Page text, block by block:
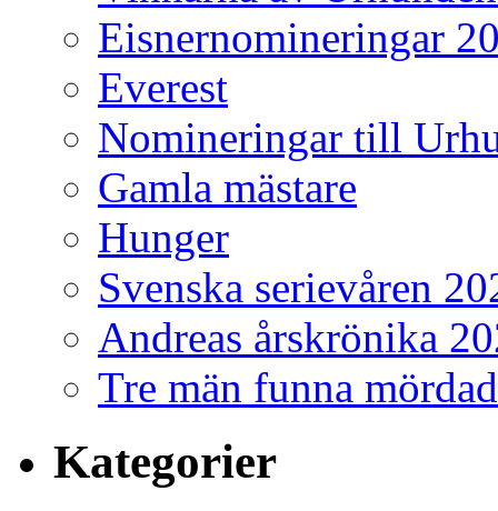
Eisnernomineringar
Everest
Nomineringar till
Gamla mästare
Hunger
Svenska serievåren
Andreas årskrönika
Tre män funna
Kategorier